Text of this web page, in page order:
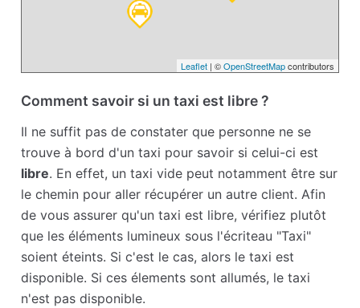
Leaflet| ©OpenStreetMapcontributors
Comment savoir si un taxi est libre ?
Il ne suffit pas de constater que personne ne se
trouve à bord d'un taxi pour savoir si celui-ci est
libre. En effet, un taxi vide peut notamment être sur
le chemin pour aller récupérer un autre client. Afin
de vous assurer qu'un taxi est libre, vérifiez plutôt
que les éléments lumineux sous l'écriteau "Taxi"
soient éteints. Si c'est le cas, alors le taxi est
disponible. Si ces élements sont allumés, le taxi
n'est pas disponible.